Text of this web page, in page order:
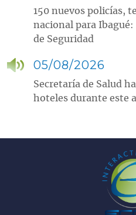
150 nuevos policías,
nacional para
de Seguridad
05/08/2026
Secretaría de Salud
hoteles durante este